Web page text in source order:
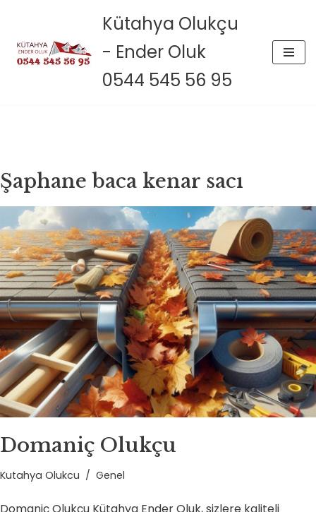
İçeriğe
geç
Kütahya Olukçu
- Ender Oluk
0544 545 56 95
Şaphane baca kenar sacı
Domaniç Olukçu
Kutahya Olukcu Genel
Domaniç Olukçu Kütahya Ender Oluk, sizlere kaliteli